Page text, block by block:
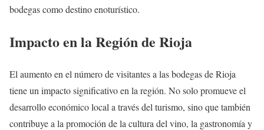
bodegas como destino enoturístico.
Impacto en la Región de Rioja
El aumento en el número de visitantes a las bodegas de Rioja
tiene un impacto significativo en la región. No solo promueve el
desarrollo económico local a través del turismo, sino que también
contribuye a la promoción de la cultura del vino, la gastronomía y